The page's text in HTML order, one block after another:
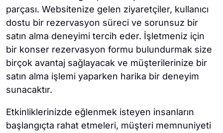
parçası. Websitenize gelen ziyaretçiler, kullanıcı
dostu bir rezervasyon süreci ve sorunsuz bir
satın alma deneyimi tercih eder. İşletmeniz için
bir konser rezervasyon formu bulundurmak size
birçok avantaj sağlayacak ve müşterilerinize bir
satın alma işlemi yaparken harika bir deneyim
sunacaktır.
Etkinliklerinizde eğlenmek isteyen insanların
başlangıçta rahat etmeleri, müşteri memnuniyeti